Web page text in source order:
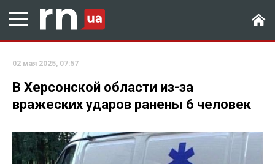
02 мая 2025, 07:57
В Херсонской области из-за
вражеских ударов ранены 6 человек